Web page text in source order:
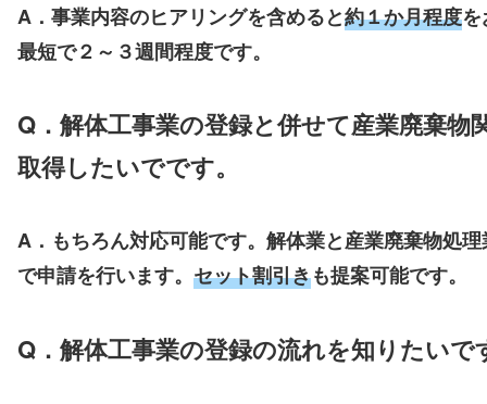
A．事業内容のヒアリングを含めると約１か月程度
最短で２～３週間程度です。
Q．解体工事業の登録と併せて産業廃棄物
取得したいでです。
A．もちろん対応可能です。解体業と産業廃棄物処
で申請を行います。 セット割引きも提案可能です。
Q．解体工事業の登録の流れを知りたいで